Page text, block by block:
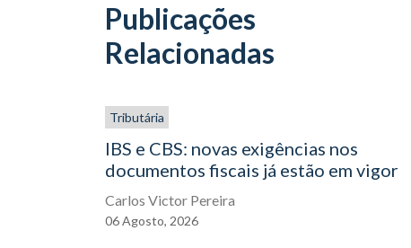
Publicações
Relacionadas
Tributária
IBS e CBS: novas exigências nos
documentos fiscais já estão em vigor
Carlos Victor Pereira
06Agosto, 2026